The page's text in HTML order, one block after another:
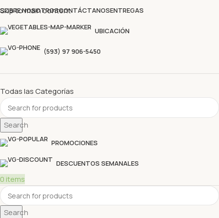
Skip to main content
Descubre nuestras ofertas y compra sin complicaciones
SOBRE NOSOTROSCONTÁCTANOSENTREGAS
UBICACIÓN
(593) 97 906-5450
Todas las Categorías
Search
PROMOCIONES
DESCUENTOS SEMANALES
0 items
Search